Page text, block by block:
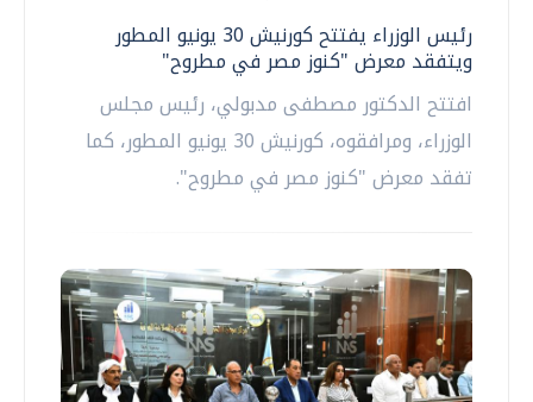
رئيس الوزراء يفتتح كورنيش 30 يونيو المطور
ويتفقد معرض "كنوز مصر في مطروح"
افتتح الدكتور مصطفى مدبولي، رئيس مجلس
الوزراء، ومرافقوه، كورنيش 30 يونيو المطور، كما
تفقد معرض "كنوز مصر في مطروح".